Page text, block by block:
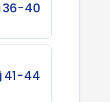
36-40
41-44